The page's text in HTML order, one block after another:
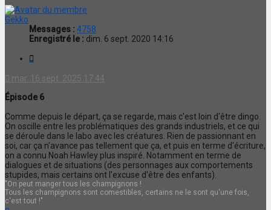
Gekko
Messages : 4758
Enregistré le : dim. 6 sept. 2020 14:16
mar. 16 sept. 2025 17:44
Épisode 6
Comme depuis le départ, ça se regarde, mais c'est loin d'être dingo.
On oscille entre les problématiques des grands industriels, et ce qui
se déroule dans le labo avec les créatures. Rien de passionnant en
soi, car ça n'avance pas tellement que ça, et puis en terme d'écriture,
on a connu Noah Hawley plus inspiré. Notamment en terme de
dialogues et de situations (des personnages aux comportements
stupides, mais certains ont l'excuse d'être des enfants).
"On peut manger tous les champignons !
Tous les champignons sont comestibles, certains ne le sont qu'une fois,
c'est tout !"